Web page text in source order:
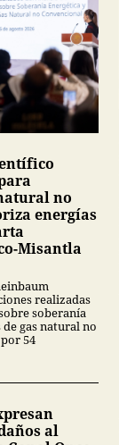
no
energías
Misantla
realizadas
soberanía
gas natural no
54
al